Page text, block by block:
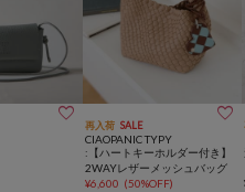
 再入荷 SALE 
CIAOPANIC TYPY
:【ハートキーホルダー付き】
2WAYレザーメッシュバッグ
¥6,600 (50%OFF)